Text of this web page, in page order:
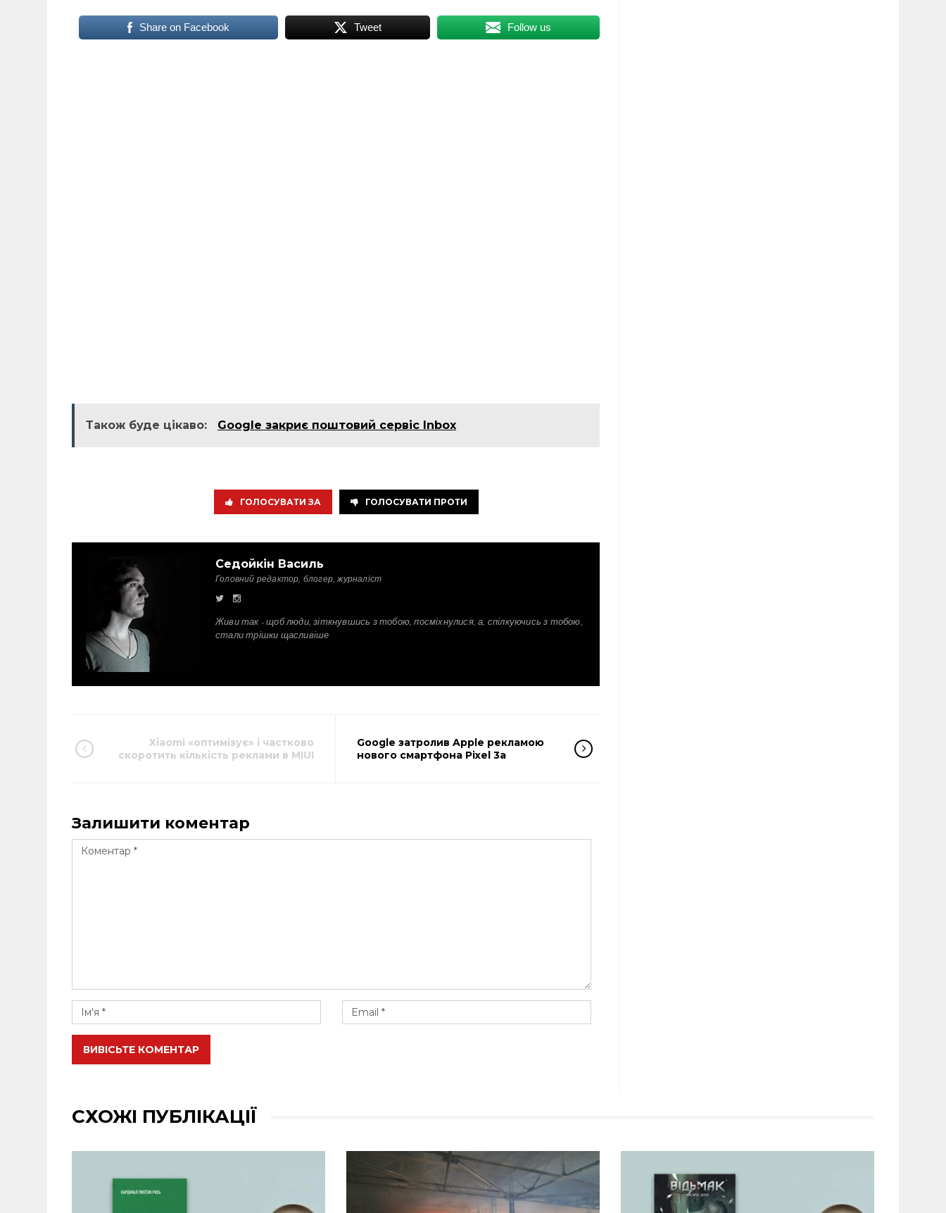
Share on Facebook Tweet Follow us
Також буде цікаво: Google закриє поштовий сервіс Inbox
ГОЛОСУВАТИ ЗА ГОЛОСУВАТИ ПРОТИ
Седойкін Василь
Головний редактор, блогер, журналіст
Живи так - щоб люди, зіткнувшись з тобою, посміхнулися, а, спілкуючись з тобою,
стали трішки щасливіше
Xiaomi «оптимізує» і частково
скоротить кількість реклами в MIUI
Google затролив Apple рекламою
нового смартфона Pixel 3a
Залишити коментар
ВИВІСЬТЕ КОМЕНТАР
СХОЖІ ПУБЛІКАЦІЇ